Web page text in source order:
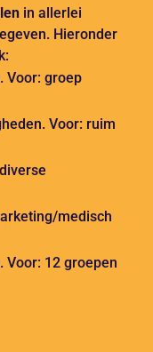
in allerlei
Hieronder
Voor: groep
Voor: ruim
medisch
12 groepen